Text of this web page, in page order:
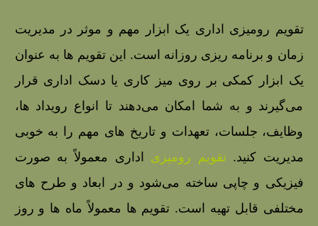
تقویم رومیزی اداری یک ابزار مهم و موثر در مدیریت
زمان و برنامه‌ ریزی روزانه است. این تقویم‌ ها به عنوان
یک ابزار کمکی بر روی میز کاری یا دسک اداری قرار
می‌گیرند و به شما امکان می‌دهند تا انواع رویداد ها،
وظایف، جلسات، تعهدات و تاریخ‌ های مهم را به خوبی
مدیریت کنید.تقویم رومیزی اداری معمولاً به صورت
فیزیکی و چاپی ساخته می‌شود و در ابعاد و طرح‌ های
مختلفی قابل تهیه است. تقویم‌ ها معمولاً ماه‌ ها و روز